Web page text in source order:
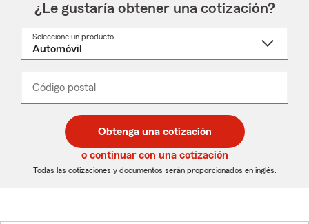
¿Le gustaría obtener una cotización?
Seleccione un producto
desplegable
Código postal
de
5
dígitos
de
5
dígitos
_____
Obtenga una cotización
o continuar con una cotización
Todas las cotizaciones y documentos serán proporcionados en inglés.